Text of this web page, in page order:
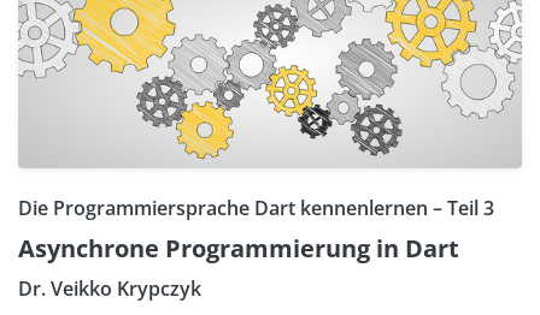
Die Programmiersprache Dart kennenlernen – Teil 3
Asynchrone Programmierung in Dart
Dr. Veikko Krypczyk